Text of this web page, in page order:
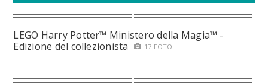
LEGO Harry Potter™ Ministero della Magia™ -
Edizione del collezionista
17 FOTO